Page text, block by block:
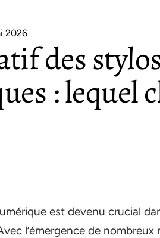
2026
des
: lequel
est devenu crucial
l’émergence de nombreux